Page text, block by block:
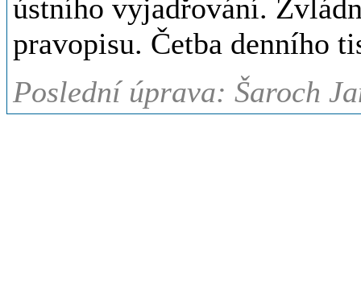
ústního vyjadřování.
pravopisu. Četba denního
Poslední úprava: Šaroch